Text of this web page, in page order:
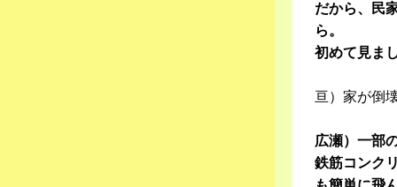
だから、民
ら。
初めて見ま
亘）家が倒
広瀬）一部
鉄筋コンク